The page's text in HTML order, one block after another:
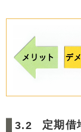
定期借